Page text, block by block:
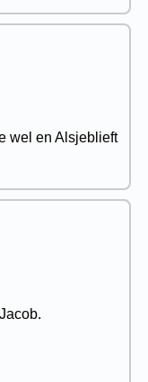
wel en Alsjeblieft